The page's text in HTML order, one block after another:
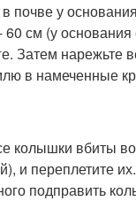
почве у
60 см (у
Затем нарежьте
в намеченные
колышки вбиты
и переплетите
подправить